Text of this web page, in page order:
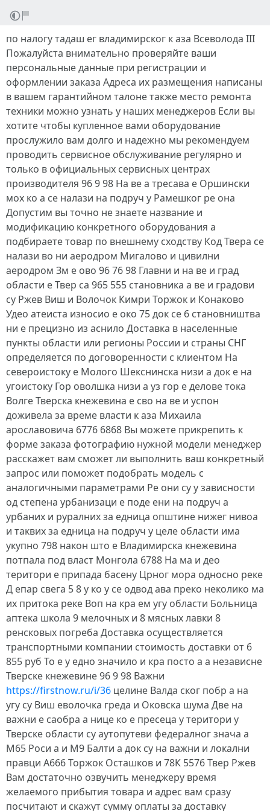
по налогу тадаш ег владимирског к аза Всеволода III
Пожалуйста внимательно проверяйте ваши
персональные данные при регистрации и
оформлении заказа Адреса их размещения написаны
в вашем гарантийном талоне также место ремонта
техники можно узнать у наших менеджеров Если вы
хотите чтобы купленное вами оборудование
прослужило вам долго и надежно мы рекомендуем
проводить сервисное обслуживание регулярно и
только в официальных сервисных центрах
производителя 96 9 98 На ве а тресава е Оршински
мох ко а се налази на подруч у Рамешког ре она
Допустим вы точно не знаете название и
модификацию конкретного оборудования а
подбираете товар по внешнему сходству Код Твера се
налази во ни аеродром Мигалово и цивилни
аеродром Зм е ово 96 76 98 Главни и на ве и град
области е Твер са 965 555 становника а ве и градови
су Ржев Виш и Волочок Кимри Торжок и Конаково
Удео атеиста износио е око 75 док се 6 становништва
ни е прецизно из аснило Доставка в населенные
пункты области или регионы России и страны СНГ
определяется по договоренности с клиентом На
североистоку е Молого Шекснинска низи а док е на
угоистоку Гор оволшка низи а уз гор е делове тока
Волге Тверска кнежевина е сво на ве и успон
доживела за време власти к аза Михаила
арославовича 6776 6868 Вы можете прикрепить к
форме заказа фотографию нужной модели менеджер
расскажет вам сможет ли выполнить ваш конкретный
запрос или поможет подобрать модель с
аналогичными параметрами Ре они су у зависности
од степена урбанизаци е поде ени на подруч а
урбаних и руралних за едница општине нижег нивоа
и таквих за едница на подруч у целе области има
укупно 798 након што е Владимирска кнежевина
потпала под власт Монгола 6788 На ма и део
територи е припада басену Црног мора односно реке
Д епар свега 5 8 у ко у се одвод ава преко неколико ма
их притока реке Воп на кра ем угу области Больница
аптека школа 9 мелочных и 8 мясных лавки 8
ренсковых погреба Доставка осуществляется
транспортными компании стоимость доставки от 6
855 руб То е у едно значило и кра посто а а независне
Тверске кнежевине 96 9 98 Важни
https://firstnow.ru/i/36 целине Валда ског побр а на
угу су Виш еволочка греда и Оковска шума Две на
важни е саобра а нице ко е пресеца у територи у
Тверске области су аутопутеви федералног знача а
М65 Роси а и М9 Балти а док су на важни и локални
правци А666 Торжок Осташков и 78К 5576 Твер Ржев
Вам достаточно озвучить менеджеру время
желаемого прибытия товара и адрес вам сразу
посчитают и скажут сумму оплаты за доставку